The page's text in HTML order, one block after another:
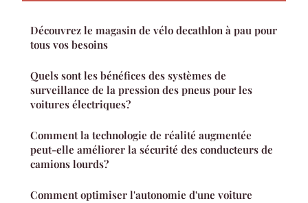
Découvrez le magasin de vélo decathlon à pau pour
tous vos besoins
Quels sont les bénéfices des systèmes de
surveillance de la pression des pneus pour les
voitures électriques?
Comment la technologie de réalité augmentée
peut-elle améliorer la sécurité des conducteurs de
camions lourds?
Comment optimiser l'autonomie d'une voiture